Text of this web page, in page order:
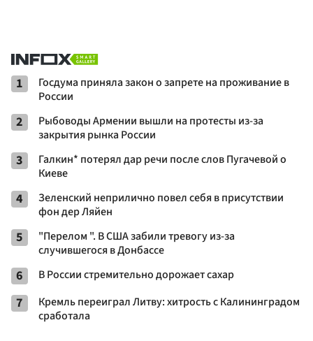
1
Госдума приняла закон о запрете на проживание в
России
2
Рыбоводы Армении вышли на протесты из-за
закрытия рынка России
3
Галкин* потерял дар речи после слов Пугачевой о
Киеве
4
Зеленский неприлично повел cебя в присутствии
фон дер Ляйен
5
"Перелом ". В США забили тревогу из-за
случившегося в Донбассе
6 В России стремительно дорожает сахар
7
Кремль переиграл Литву: хитрость с Калининградом
сработала